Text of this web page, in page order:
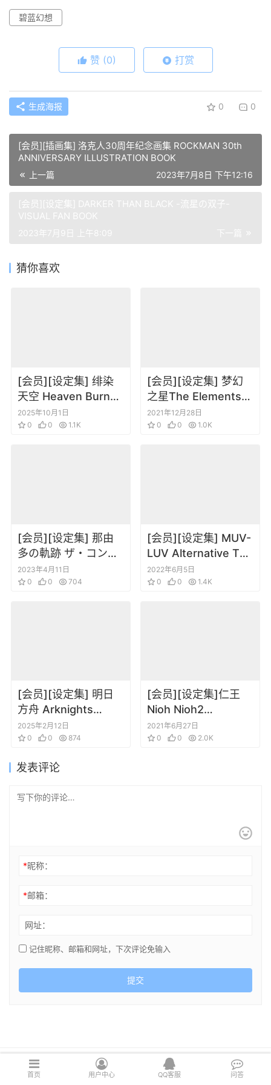
碧蓝幻想
赞 (0) 打赏
生成海报 0 0
[会员][插画集] 洛克人30周年纪念画集 ROCKMAN 30th
ANNIVERSARY ILLUSTRATION BOOK
上一篇 2023年7月8日 下午12:16
[会员][设定集] DARKER THAN BLACK -流星の双子-
VISUAL FAN BOOK
下一篇
2023年7月9日 上午8:09
猜你喜欢
[会员][设定集] 绯染
天空 Heaven Burns
Red Official Fan Art
Book
2025年10月1日
0
0 1.1K
[会员][设定集] 梦幻
之星The Elements
of Phantasy Star
Universe 角色场景道
2021年12月28日
0
0 1.0K
[会员][设定集] 那由
多の軌跡 ザ・コンプ
リートガイド+設定資
料集
2023年4月11日
0
0 704
[会员][设定集] MUV-
LUV Alternative TSF
Cross Operation 2
wPoster Art Works
2022年6月5日
0
0 1.4K
[会员][设定集] 明日
方舟 Arknights
Official Artworks
Vol.2
2025年2月12日
0
0 874
[会员][设定集]仁王
Nioh Nioh2
ARTBOOK
2021年6月27日
0
0 2.0K
发表评论
*昵称：
*邮箱：
网址：
记住昵称、邮箱和网址，下次评论免输入
提交
Copyright © 2021 cghsj.com 版权所有 Powered by 绘世界
首页 用户中心 QQ客服 问答